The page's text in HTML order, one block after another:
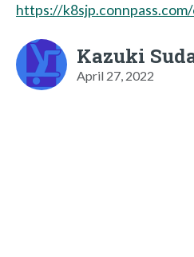
https://
Kazuki
April 27, 2022